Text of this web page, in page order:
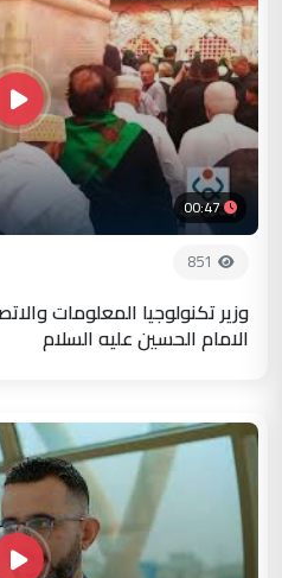
00:47
851
وزير تكنولوجيا المعلومات
الامام الحسين عليه السلام